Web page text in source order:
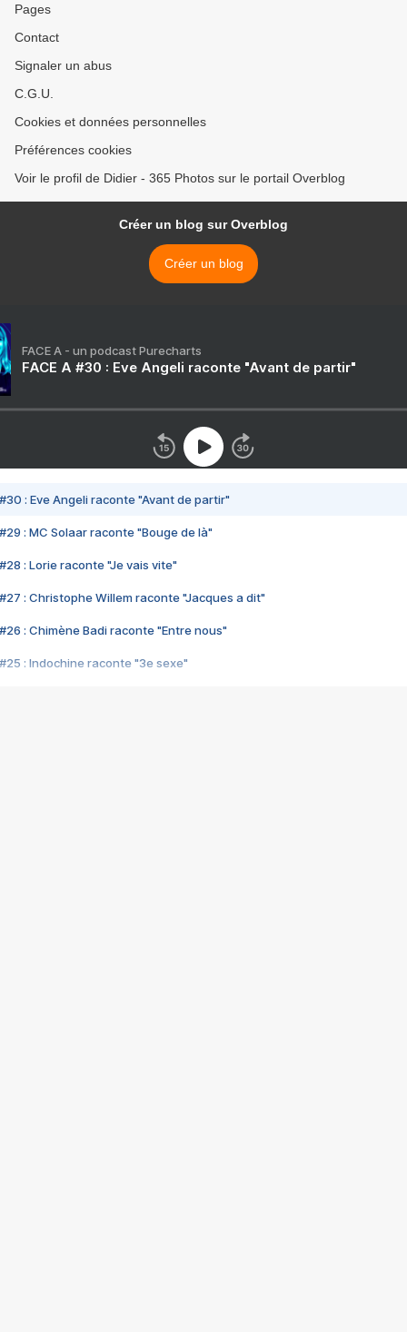
Pages
Contact
Signaler un abus
C.G.U.
Cookies et données personnelles
Préférences cookies
Voir le profil de Didier - 365 Photos sur le portail Overblog
Créer un blog sur Overblog
Créer un blog
FACE A - un podcast Purecharts
FACE A #30 : Eve Angeli raconte "Avant de partir"
#30 : Eve Angeli raconte "Avant de partir"
#29 : MC Solaar raconte "Bouge de là"
#28 : Lorie raconte "Je vais vite"
#27 : Christophe Willem raconte "Jacques a dit"
#26 : Chimène Badi raconte "Entre nous"
#25 : Indochine raconte "3e sexe"